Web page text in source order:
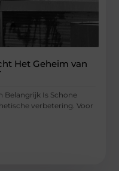
Het Geheim van
Belangrijk Is Schone
verbetering. Voor